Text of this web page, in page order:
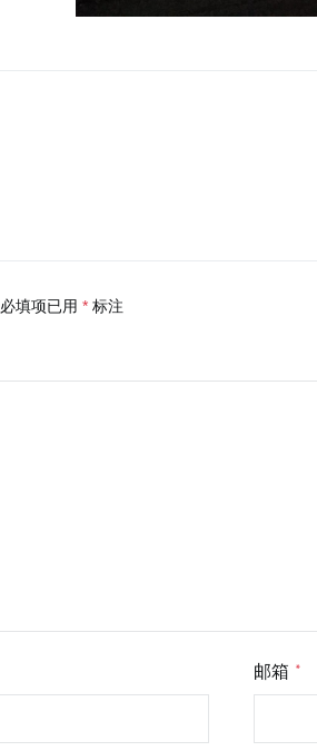
必填项已用 * 标注
邮箱 *